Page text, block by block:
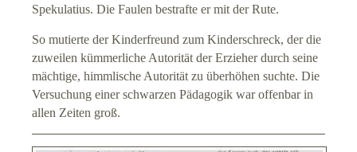
Spekulatius. Die Faulen bestrafte er mit der Rute.
So mutierte der Kinderfreund zum Kinderschreck, der die
zuweilen kümmerliche Autorität der Erzieher durch seine
mächtige, himmlische Autorität zu überhöhen suchte. Die
Versuchung einer schwarzen Pädagogik war offenbar in
allen Zeiten groß.